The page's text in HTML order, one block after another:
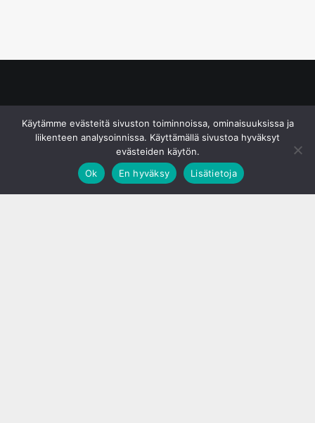
Käytämme evästeitä sivuston toiminnoissa, ominaisuuksissa ja
liikenteen analysoinnissa. Käyttämällä sivustoa hyväksyt
evästeiden käytön.
Ok
En hyväksy Lisätietoja